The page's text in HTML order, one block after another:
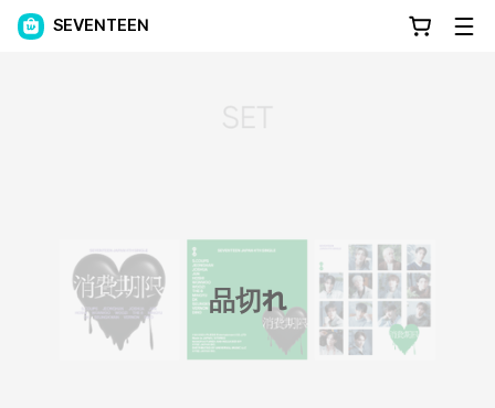
SEVENTEEN
品切れ